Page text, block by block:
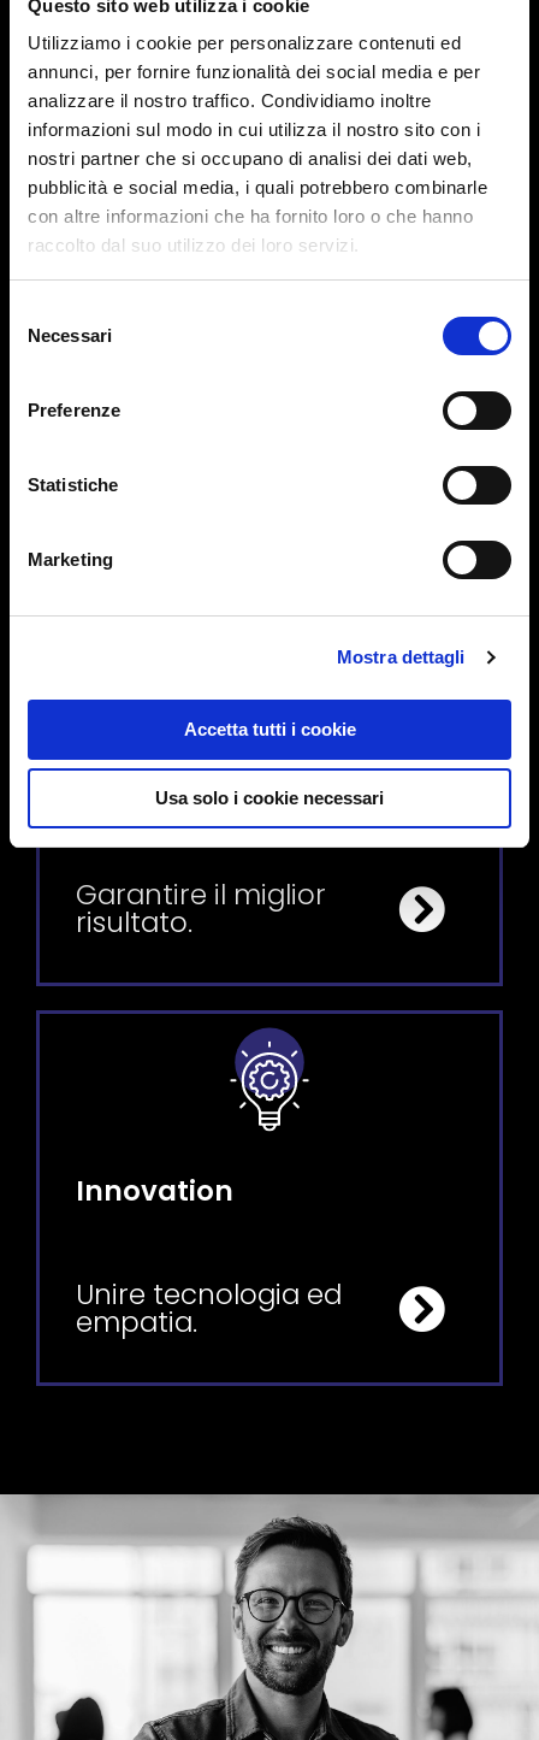
Questo sito web utilizza i cookie
Utilizziamo i cookie per personalizzare contenuti ed
annunci, per fornire funzionalità dei social media e per
analizzare il nostro traffico. Condividiamo inoltre
informazioni sul modo in cui utilizza il nostro sito con i
nostri partner che si occupano di analisi dei dati web,
pubblicità e social media, i quali potrebbero combinarle
con altre informazioni che ha fornito loro o che hanno
raccolto dal suo utilizzo dei loro servizi.
delNecessari
Preferenze
Statistiche
Marketing
Mostra dettagli
Accetta tutti i cookie
Usa solo i cookie necessari
Costruire un futuro
sostenibile e sicuro.
Il tuo medico per la
Primo Lab
Garantire il miglior
risultato.
Innovation
Unire tecnologia ed
empatia.